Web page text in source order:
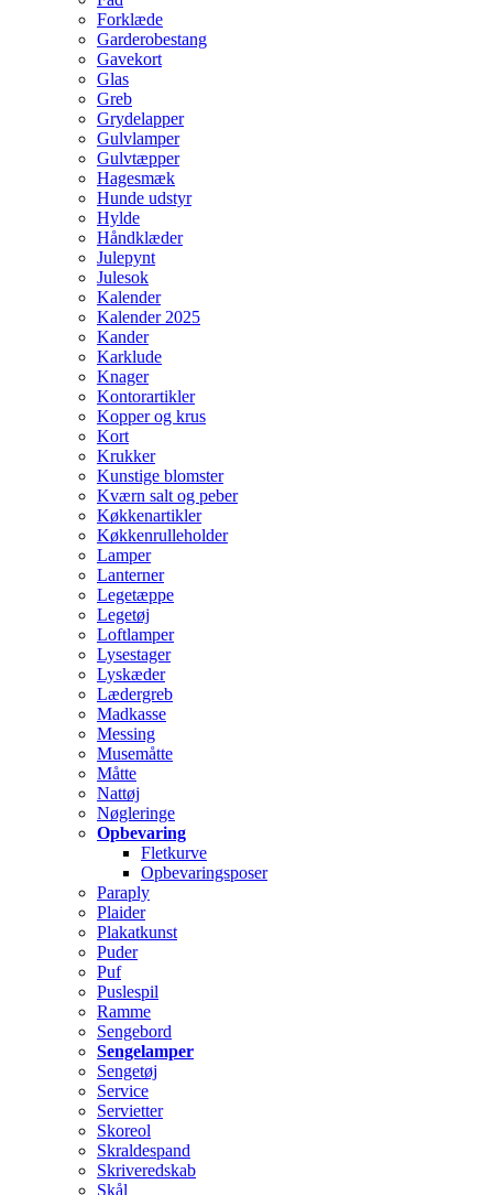
Forklæde
Garderobestang
Gavekort
Glas
Greb
Grydelapper
Gulvlamper
Gulvtæpper
Hagesmæk
Hunde udstyr
Hylde
Håndklæder
Julepynt
Julesok
Kalender
Kalender 2025
Kander
Karklude
Knager
Kontorartikler
Kopper og krus
Kort
Krukker
Kunstige blomster
Kværn salt og peber
Køkkenartikler
Køkkenrulleholder
Lamper
Lanterner
Legetæppe
Legetøj
Loftlamper
Lysestager
Lyskæder
Lædergreb
Madkasse
Messing
Musemåtte
Måtte
Nattøj
Nøgleringe
Opbevaring
Fletkurve
Opbevaringsposer
Paraply
Plaider
Plakatkunst
Puder
Puf
Puslespil
Ramme
Sengebord
Sengelamper
Sengetøj
Service
Servietter
Skoreol
Skraldespand
Skriveredskab
Skål